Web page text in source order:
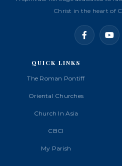
Christ in the heart of
QUICK LINKS
The Roman Pontiff
Oriental Churches
Church In Asia
CBCI
My Parish